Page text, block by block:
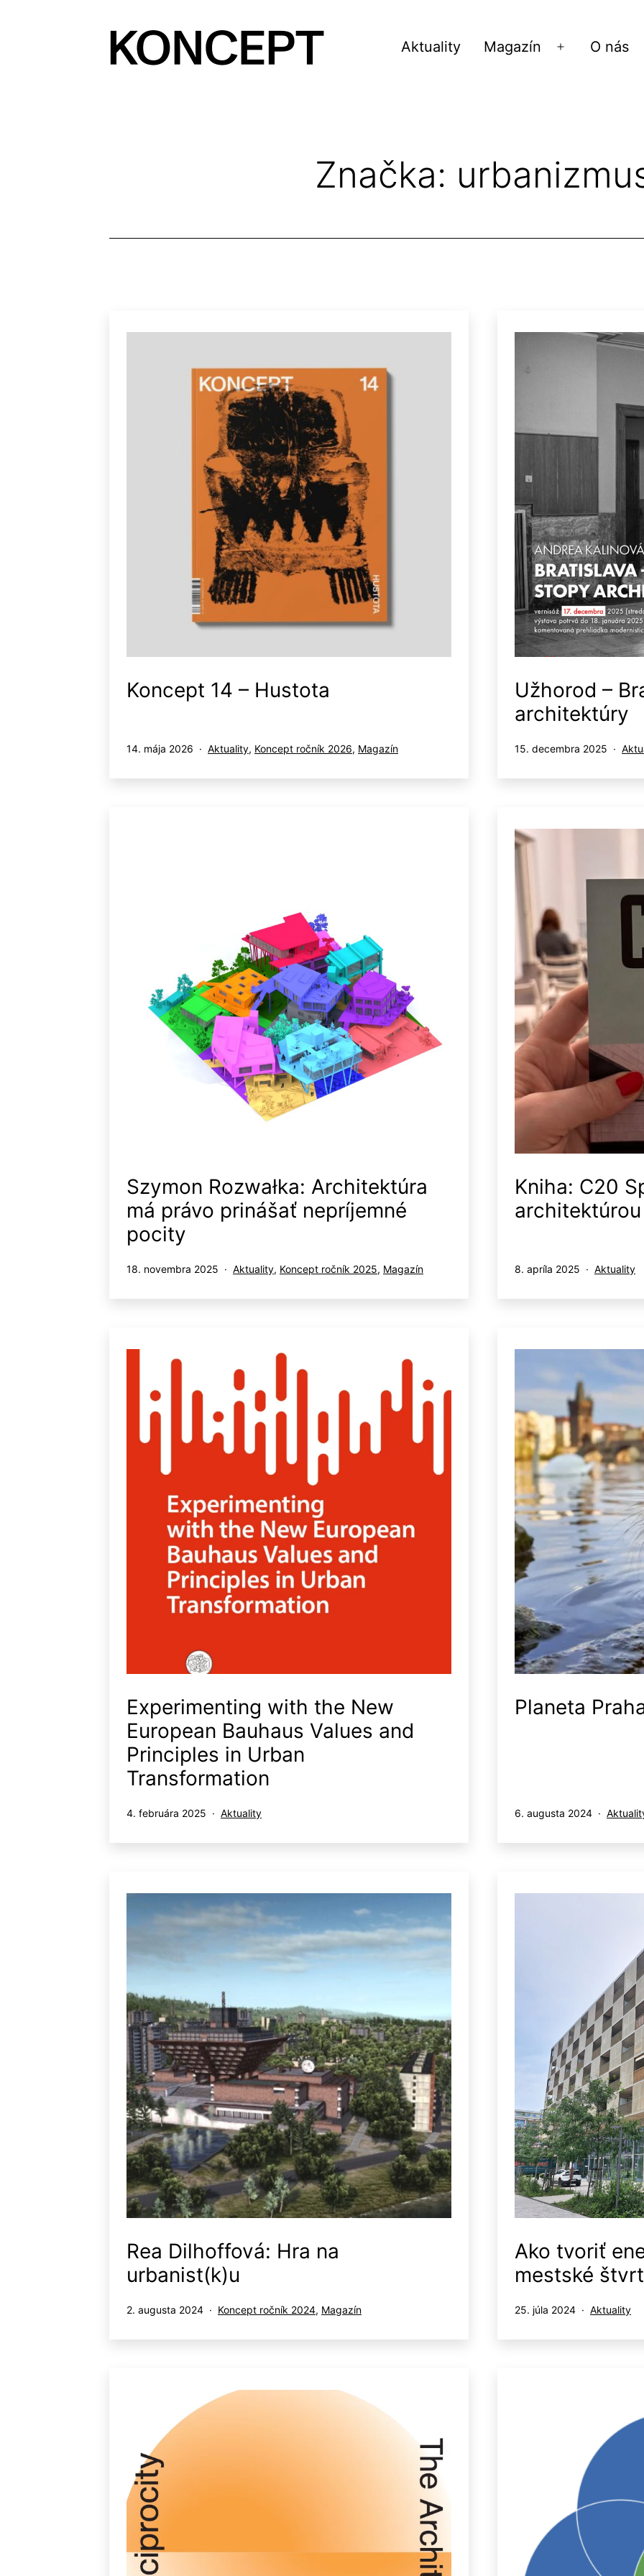
Aktuality Magazín
Otvoriť
O nás
Značka:
Koncept 14 – Hustota
Publikované
14. mája 2026
Kategorizované
Aktuality, Koncept ročník 2026, Magazín
Užhorod –
architektúry
Publikované
15. decembra 2025
Szymon Rozwałka: Architektúra
má právo prinášať nepríjemné
pocity
Publikované
18. novembra 2025
Kategorizované
Aktuality, Koncept ročník 2025, Magazín
Kniha: C20
Publikované
8. apríla 2025 Aktuality
Experimenting with the New
European Bauhaus Values and
Principles in Urban
Transformation
Publikované
4. februára 2025
Kategorizované
Aktuality
Planeta
Publikované
6. augusta 2024
Rea Dilhoffová: Hra na
urbanist(k)u
Publikované
2. augusta 2024
Kategorizované
Koncept ročník 2024, Magazín
Ako tvoriť
mestské
Publikované
25. júla 2024 Aktuality